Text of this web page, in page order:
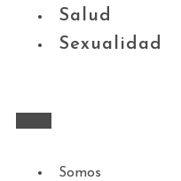
Salud
Sexualidad
Somos